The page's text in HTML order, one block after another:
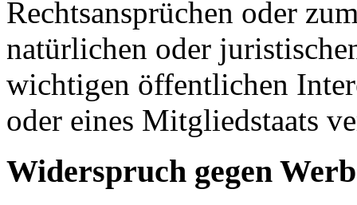
Rechtsansprüchen oder
natürlichen oder
wichtigen öffentlichen
oder eines Mitgliedstaats
Widerspruch gegen